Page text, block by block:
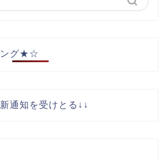
ング★☆
通知を受けとる↓↓